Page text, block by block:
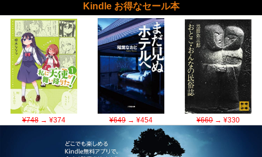
Kindle お得なセール本
¥748→ ¥374 ¥649→ ¥454 ¥660→ ¥330